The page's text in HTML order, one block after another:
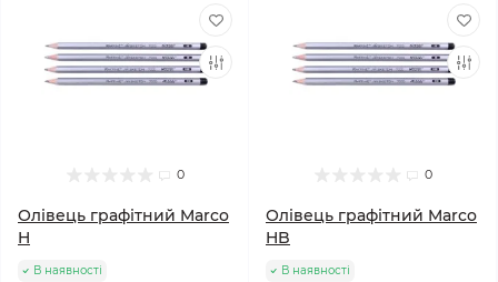
0
Олівець графітний Marco
H
В наявності
0
Олівець графітний Marco
HB
В наявності